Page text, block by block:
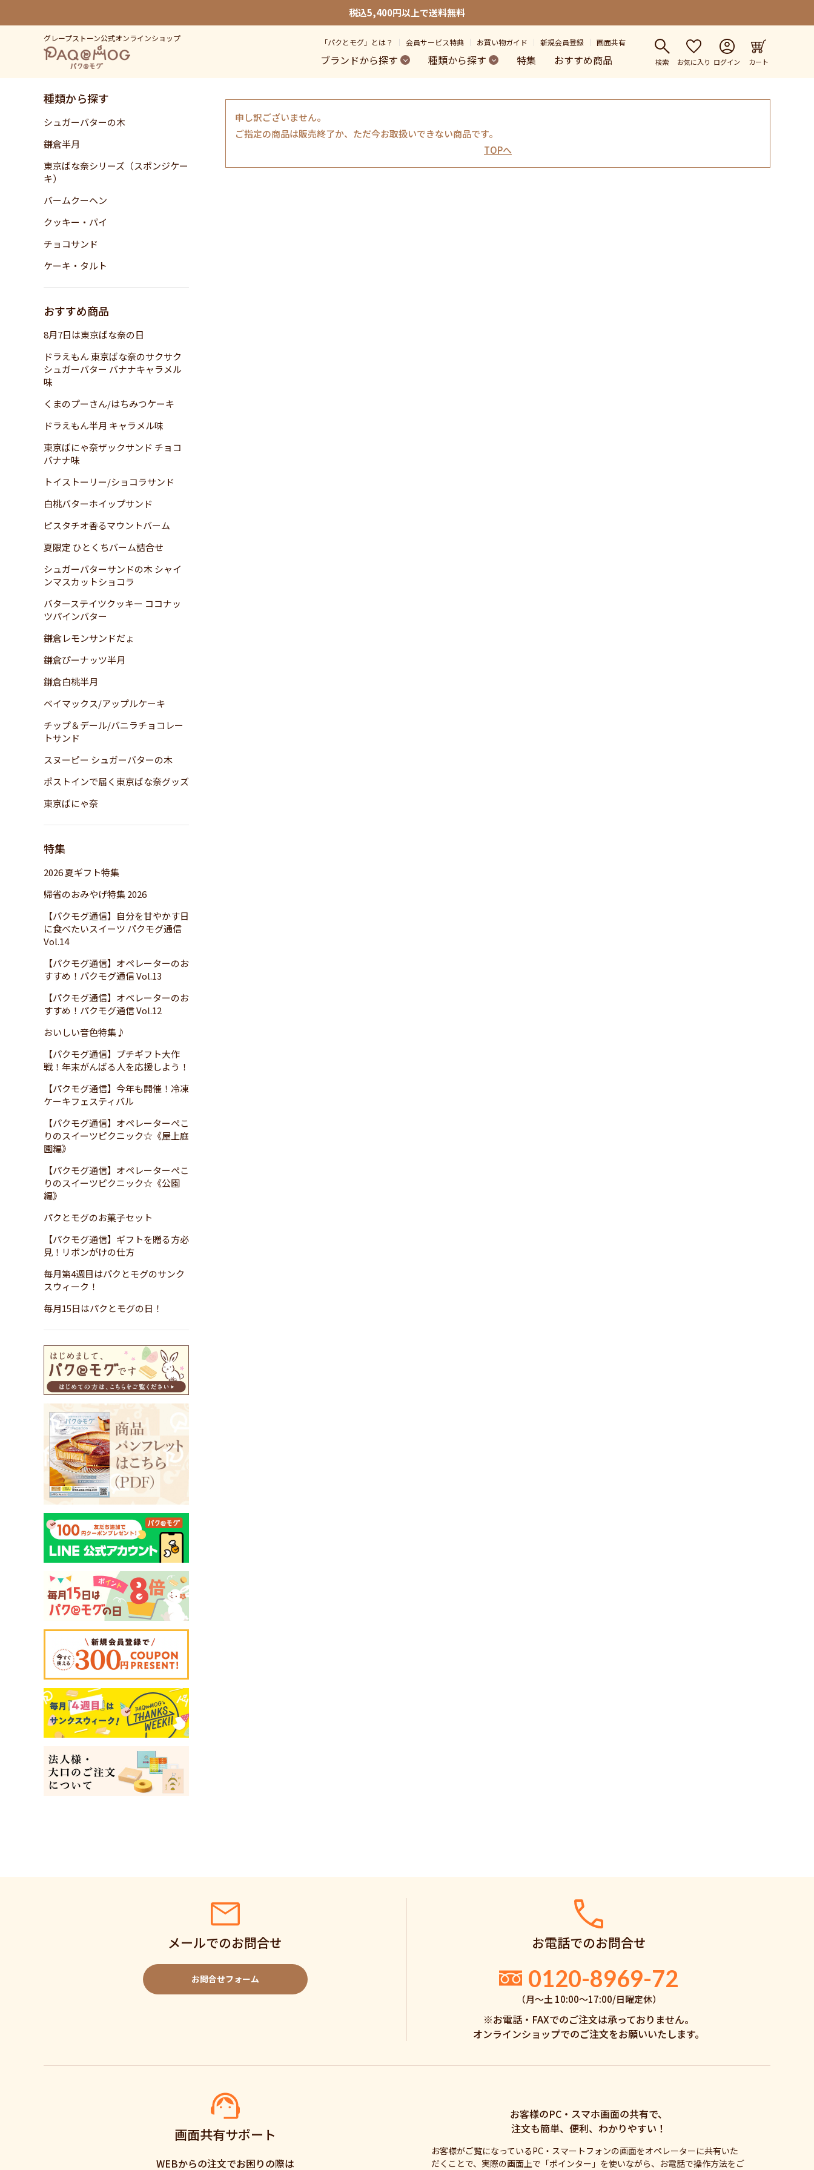
税込5,400円以上で送料無料
グレープストーン公式オンラインショップ 「パクとモグ」とは？ 会員サービス特典 お買い物ガイド 新規会員登録 画面共有
ブランドから探す 種類から探す 特集 おすすめ商品 検索 お気に入り ログイン カート
種類から探す
シュガーバターの木
鎌倉半月
東京ばな奈シリーズ（スポンジケー
キ）
バームクーヘン
クッキー・パイ
チョコサンド
ケーキ・タルト
おすすめ商品
8月7日は東京ばな奈の日
ドラえもん 東京ばな奈のサクサク
シュガーバター バナナキャラメル
味
くまのプーさん/はちみつケーキ
ドラえもん半月 キャラメル味
東京ばにゃ奈ザックサンド チョコ
バナナ味
トイストーリー/ショコラサンド
白桃バターホイップサンド
ピスタチオ香るマウントバーム
夏限定 ひとくちバーム詰合せ
シュガーバターサンドの木 シャイ
ンマスカットショコラ
バターステイツクッキー ココナッ
ツパインバター
鎌倉レモンサンドだょ
鎌倉ぴーナッツ半月
鎌倉白桃半月
ベイマックス/アップルケーキ
チップ＆デール/バニラチョコレー
トサンド
スヌーピー シュガーバターの木
ポストインで届く東京ばな奈グッズ
東京ばにゃ奈
特集
2026 夏ギフト特集
帰省のおみやげ特集 2026
【パクモグ通信】自分を甘やかす日
に食べたいスイーツ パクモグ通信
Vol.14
【パクモグ通信】オペレーターのお
すすめ！パクモグ通信 Vol.13
【パクモグ通信】オペレーターのお
すすめ！パクモグ通信 Vol.12
おいしい音色特集♪
【パクモグ通信】プチギフト大作
戦！年末がんばる人を応援しよう！
【パクモグ通信】今年も開催！冷凍
ケーキフェスティバル
【パクモグ通信】オペレーターぺこ
りのスイーツピクニック☆《屋上庭
園編》
【パクモグ通信】オペレーターぺこ
りのスイーツピクニック☆《公園
編》
パクとモグのお菓子セット
【パクモグ通信】ギフトを贈る方必
見！リボンがけの仕方
毎月第4週目はパクとモグのサンク
スウィーク！
毎月15日はパクとモグの日！
申し訳ございません。
ご指定の商品は販売終了か、ただ今お取扱いできない商品です。
TOPへ
メールでのお問合せ
お問合せフォーム
お電話でのお問合せ
0120-8969-72
（月〜土 10:00〜17:00/日曜定休）
※お電話・FAXでのご注文は承っておりません。
オンラインショップでのご注文をお願いいたします。
画面共有サポート
WEBからの注文でお困りの際は
お客様のPC・スマホ画面の共有で、
注文も簡単、便利、わかりやすい！
お客様がご覧になっているPC・スマートフォンの画面をオペレーターに共有いた
だくことで、実際の画面上で「ポインター」を使いながら、お電話で操作方法をご